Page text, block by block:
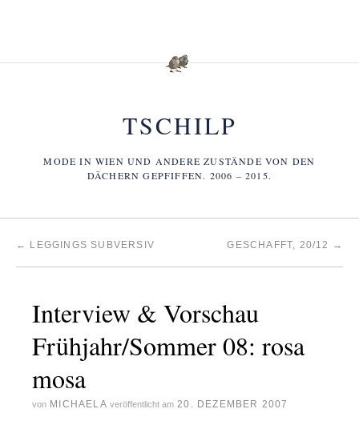
TSCHILP
MODE IN WIEN UND ANDERE ZUSTÄNDE VON DEN
DÄCHERN GEPFIFFEN. 2006 – 2015.
← LEGGINGS SUBVERSIV GESCHAFFT, 20/12 →
Interview & Vorschau
Frühjahr/Sommer 08: rosa
mosa
von MICHAELA veröffentlicht am 20. DEZEMBER 2007